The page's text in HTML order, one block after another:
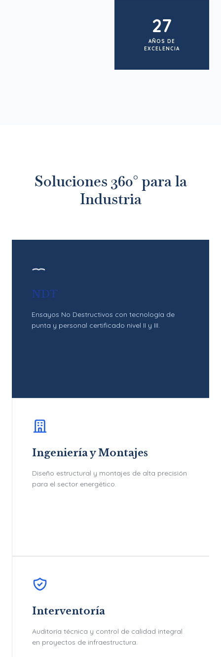
27
AÑOS DE
EXCELENCIA
Soluciones 360° para la
Industria
NDT
Ensayos No Destructivos con tecnología de
punta y personal certificado nivel II y III.
Ingeniería y Montajes
Diseño estructural y montajes de alta precisión
para el sector energético.
Interventoría
Auditoría técnica y control de calidad integral
en proyectos de infraestructura.